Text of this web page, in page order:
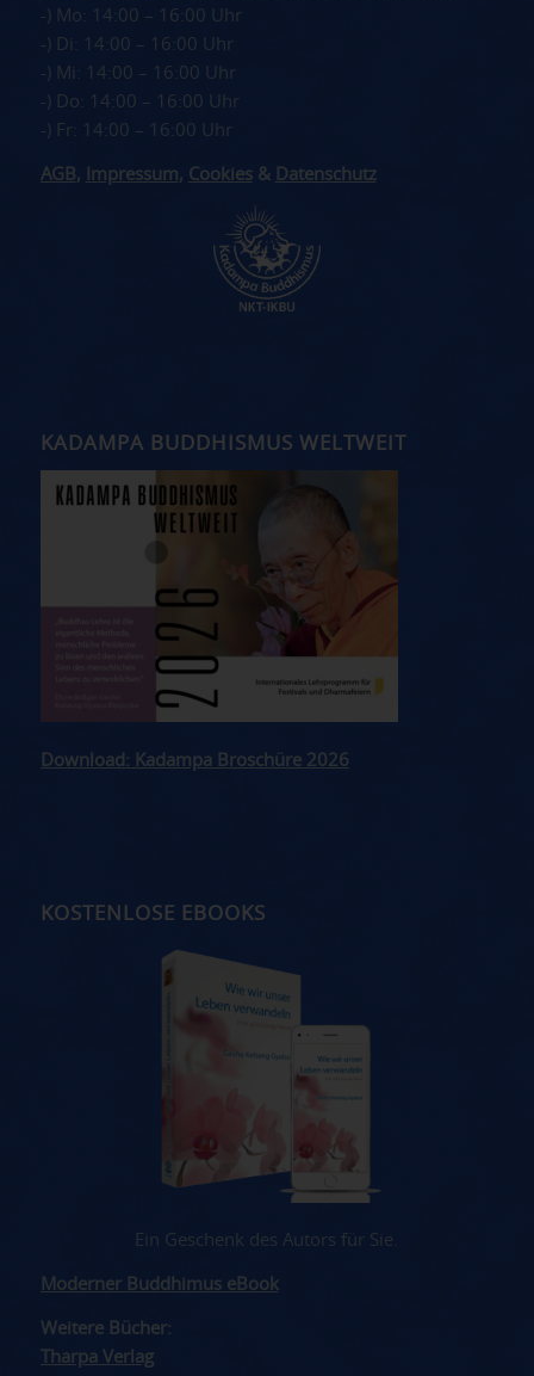
-) Mo: 14:00 – 16:00 Uhr
-) Di: 14:00 – 16:00 Uhr
-) Mi: 14:00 – 16:00 Uhr
-) Do: 14:00 – 16:00 Uhr
-) Fr: 14:00 – 16:00 Uhr
AGB , Impressum, Cookies& Datenschutz
KADAMPA BUDDHISMUS WELTWEIT
Download: Kadampa Broschüre 2026
KOSTENLOSE EBOOKS
Ein Geschenk des Autors für Sie.
Moderner Buddhimus eBook
Weitere Bücher:
Tharpa Verlag